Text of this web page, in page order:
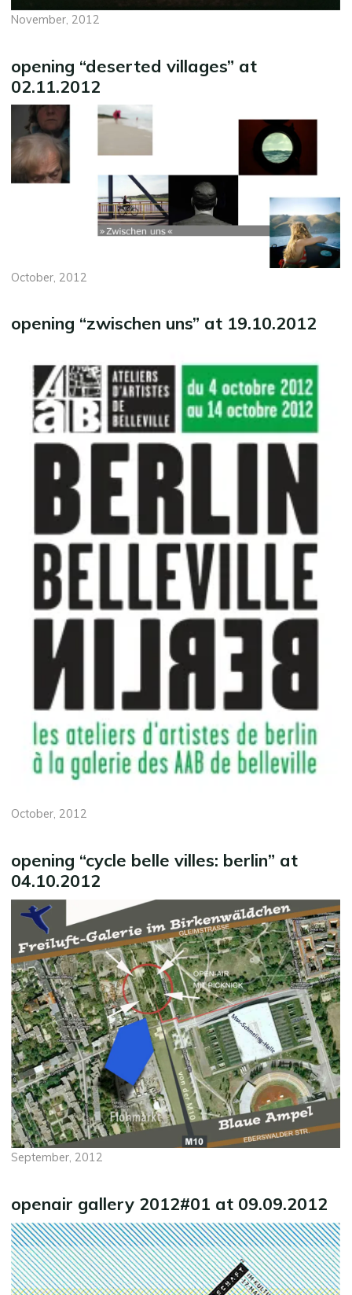
November, 2012
opening “deserted villages” at
02.11.2012
October, 2012
opening “zwischen uns” at 19.10.2012
October, 2012
opening “cycle belle villes: berlin” at
04.10.2012
September, 2012
openair gallery 2012#01 at 09.09.2012